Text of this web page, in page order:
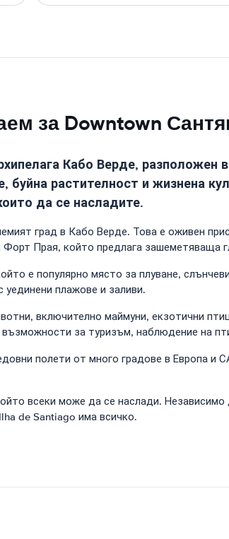
за Downtown
Кабо Верде, разположен
буйна растителност и жизнена
да се насладите.
град в Кабо Верде. Това е оживен
Прая, който предлага зашеметяваща
е популярно място за плуване,
уединени плажове и заливи.
включително маймуни, екзотични
за туризъм, наблюдение на
полети от много градове в Европа
всеки може да се наслади.
de Santiago има всичко.